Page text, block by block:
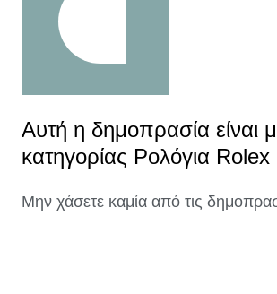
Αυτή η δημοπρασία είναι
κατηγορίας Ρολόγια Rolex
Μην χάσετε καμία από τις